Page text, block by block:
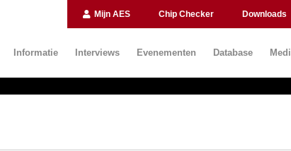
Mijn AES Chip Checker Downloads
Informatie Interviews Evenementen Database